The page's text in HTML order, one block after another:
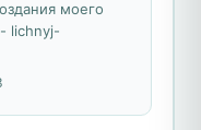
моего
lichnyj-